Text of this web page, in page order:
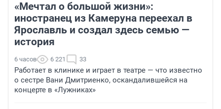
«Мечтал о большой жизни»:
иностранец из Камеруна переехал в
Ярославль и создал здесь семью —
история
6 часов 6 221 33
Работает в клинике и играет в театре — что известно
о сестре Вани Дмитриенко, оскандалившейся на
концерте в «Лужниках»